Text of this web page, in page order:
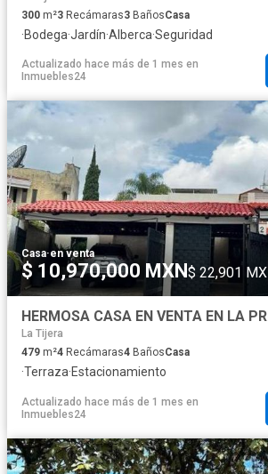
300 m²3 Recámaras3 BañosCasa
·Bodega·Jardín·Alberca·Seguridad
Actualizado hace más de 1 mes en
Inmuebles24
Casa·en venta
$ 10,970,000 MXN $ 22,901
La Tijera
479 m²4 Recámaras4 BañosCasa
·Terraza·Estacionamiento
Actualizado hace más de 1 mes en
Inmuebles24